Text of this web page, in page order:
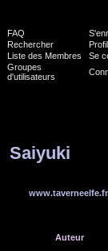
FAQ
Rechercher
Profil
Liste des Membres
Se
Groupes
d'utilisateurs
Saiyuki
Auteur